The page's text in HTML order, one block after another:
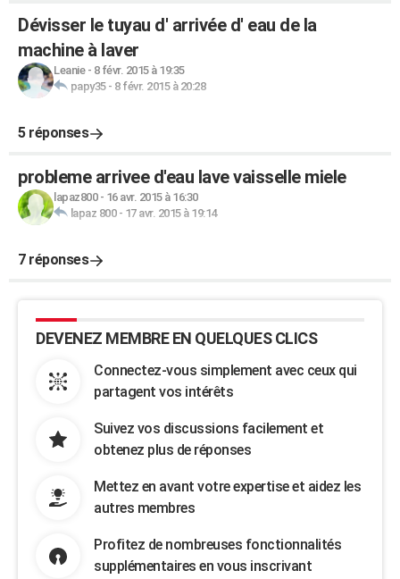
Dévisser le tuyau d' arrivée d' eau de la
machine à laver
Leanie- 8 févr. 2015 à 19:35
papy35- 8 févr. 2015 à 20:28
5 réponses
probleme arrivee d'eau lave vaisselle miele
lapaz800- 16 avr. 2015 à 16:30
lapaz 800- 17 avr. 2015 à 19:14
7 réponses
DEVENEZ MEMBRE EN QUELQUES CLICS
Connectez-vous simplement avec ceux qui
partagent vos intérêts
Suivez vos discussions facilement et
obtenez plus de réponses
Mettez en avant votre expertise et aidez les
autres membres
Profitez de nombreuses fonctionnalités
supplémentaires en vous inscrivant